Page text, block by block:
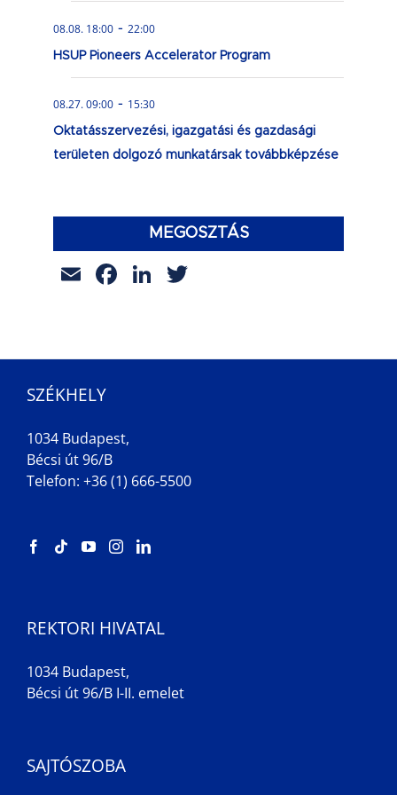
08.08. 18:00 - 22:00
HSUP Pioneers Accelerator Program
08.27. 09:00 - 15:30
Oktatásszervezési, igazgatási és gazdasági
területen dolgozó munkatársak továbbképzése
MEGOSZTÁS
EmailFacebook
LinkedIn
SZÉKHELY
1034 Budapest,
Bécsi út 96/B
Telefon: +36 (1) 666-5500
REKTORI HIVATAL
1034 Budapest,
Bécsi út 96/B I-II. emelet
SAJTÓSZOBA